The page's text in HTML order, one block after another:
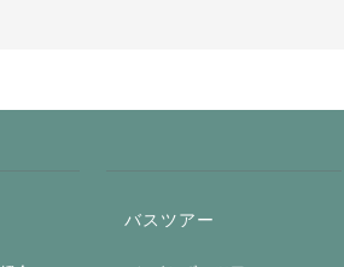
バスツアー